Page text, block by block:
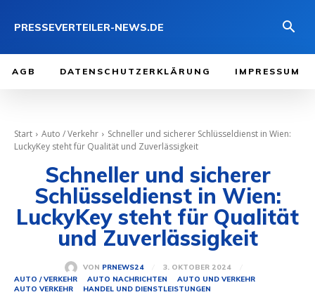
PRESSEVERTEILER-NEWS.DE
AGB DATENSCHUTZERKLÄRUNG IMPRESSUM
Start Auto / Verkehr
Schneller und sicherer Schlüsseldienst in Wien:
LuckyKey steht für Qualität und Zuverlässigkeit
Schneller und sicherer
Schlüsseldienst in Wien:
LuckyKey steht für Qualität
und Zuverlässigkeit
VON PRNEWS24
3. OKTOBER 2024
AUTO / VERKEHR
AUTO NACHRICHTEN
AUTO UND VERKEHR
AUTO VERKEHR
HANDEL UND DIENSTLEISTUNGEN